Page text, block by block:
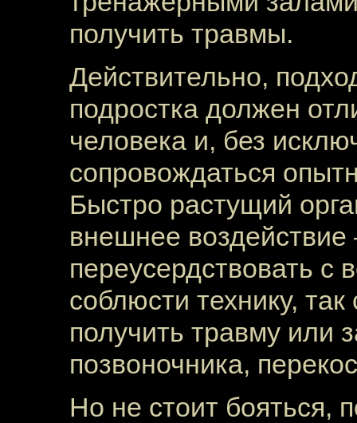
получить травмы.
Действительно,
подростка должен
человека и, без
сопровождаться
Быстро растущий
внешнее воздействие
переусердствовать с
соблюсти технику,
получить травму или
позвоночника,
Но не стоит бояться,